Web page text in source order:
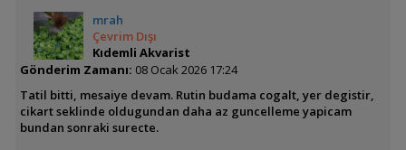
mrah
Çevrim Dışı
Kıdemli Akvarist
Gönderim Zamanı: 08 Ocak 2026 17:24
Tatil bitti, mesaiye devam. Rutin budama cogalt, yer degistir,
cikart seklinde oldugundan daha az guncelleme yapicam
bundan sonraki surecte.